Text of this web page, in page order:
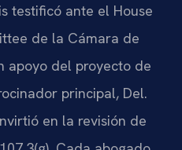
testificó ante el House
de la Cámara de
apoyo del proyecto de
principal, Del.
en la revisión de